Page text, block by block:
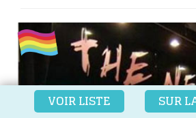
VOIR LISTE SUR